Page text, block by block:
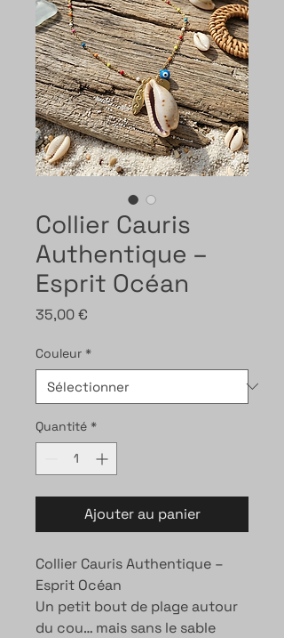
Collier Cauris
Authentique –
Esprit Océan
35,00 €
Couleur *
Quantité *
Ajouter au panier
Collier Cauris Authentique –
Esprit Océan
Un petit bout de plage autour
du cou… mais sans le sable